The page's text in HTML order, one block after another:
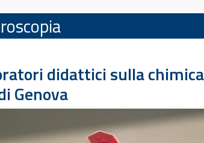
didattici sulla
Genova